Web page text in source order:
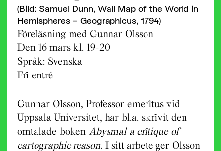
(Bild: Samuel Dunn, Wall Map of the World in
Hemispheres – Geographicus, 1794)
Föreläsning med Gunnar Olsson
Den 16 mars kl. 19-20
Språk: Svenska
Fri entré
Gunnar Olsson, Professor emeritus vid
Uppsala Universitet, har bl.a. skrivit den
omtalade boken Abysmal a critique of
cartographic reason. I sitt arbete ger Olsson